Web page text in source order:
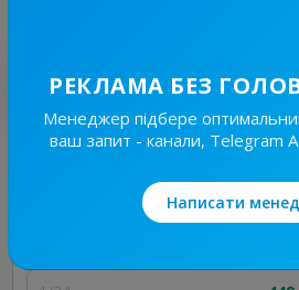
Найкращі за темою
37.9K/
7.5K
Ukrmemes mine
Гумор, Меми
РЕКЛАМА БЕЗ
Менеджер підбере
ваш запит - канали, Telegram
Написати